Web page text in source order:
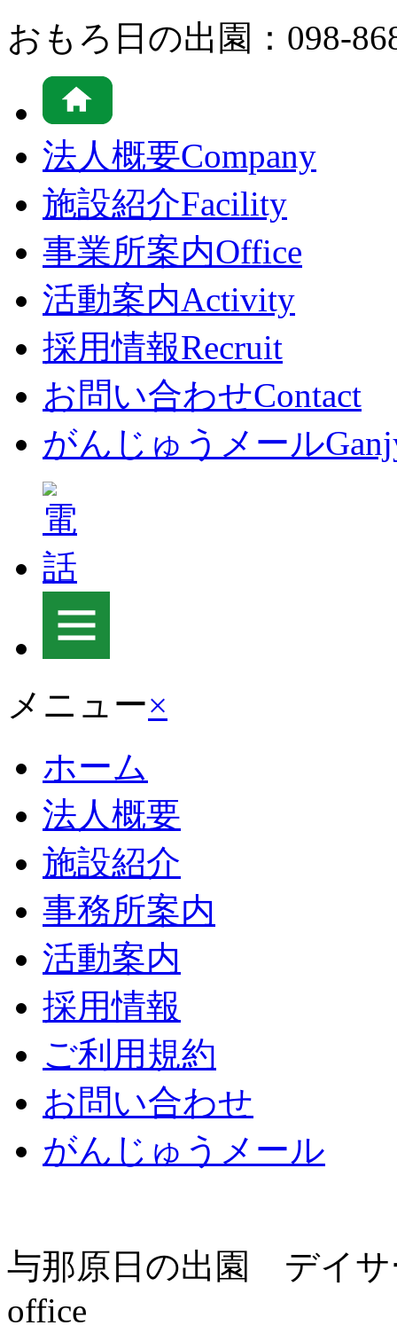
おもろ日の出園： 098-
法人概要Company
施設紹介Facility
事業所案内Office
活動案内Activity
採用情報Recruit
お問い合わせContact
がんじゅうメール
メニュー×
ホーム
法人概要
施設紹介
事務所案内
活動案内
採用情報
ご利用規約
お問い合わせ
がんじゅうメール
与那原日の出園 デイサ
office